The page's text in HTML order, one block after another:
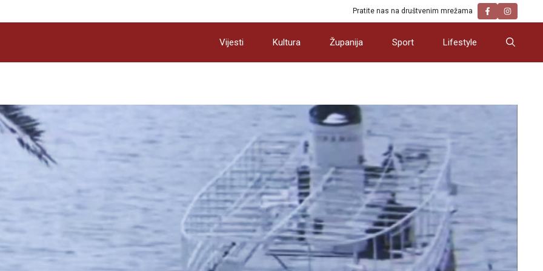
Pratite nas na društvenim mrežama
Vijesti Kultura Županija Sport Lifestyle